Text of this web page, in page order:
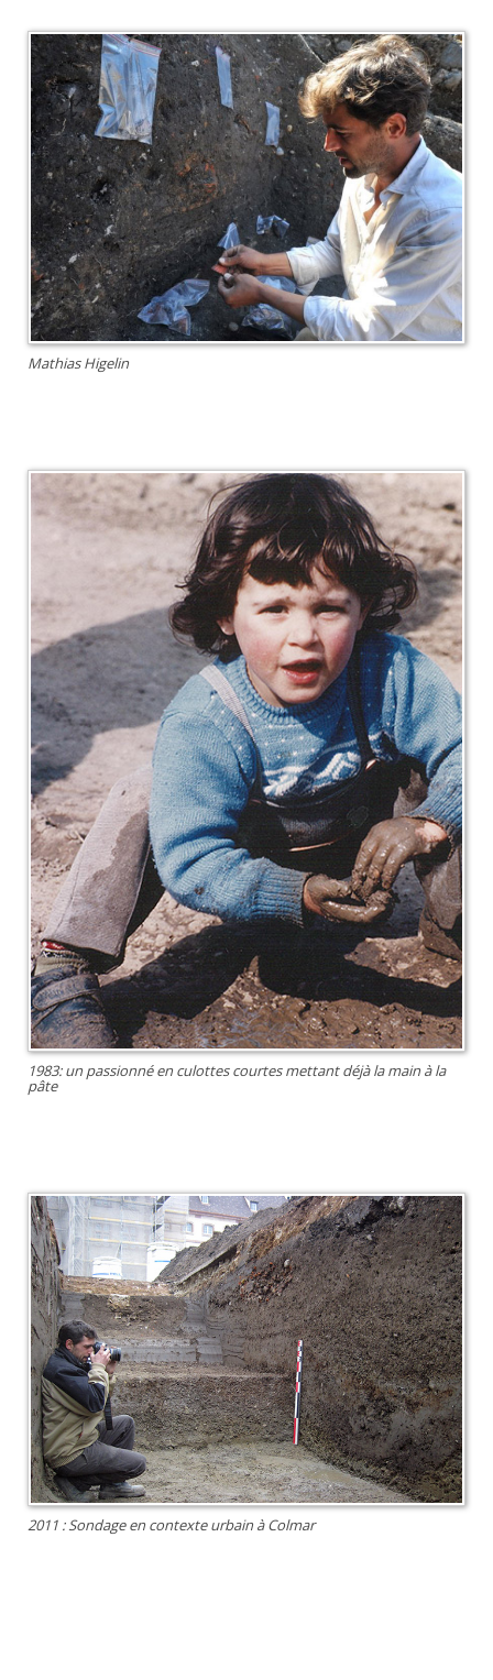
Mathias Higelin
1983: un passionné en culottes courtes mettant déjà la main à la
pâte
2011 : Sondage en contexte urbain à Colmar